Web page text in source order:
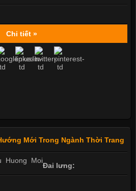
Chi tiết »
Mới Trong Ngành Thời Trang
Đai lưng: